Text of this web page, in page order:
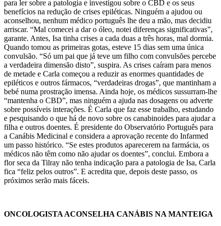
para ler sobre a patologia e investigou sobre o CBD e os seus
benefícios na redução de crises epiléticas. Ninguém a ajudou ou
aconselhou, nenhum médico português lhe deu a mão, mas decidiu
arriscar. “Mal comecei a dar o óleo, notei diferenças significativas”,
garante. Antes, Isa tinha crises a cada duas a três horas, mal dormia.
Quando tomou as primeiras gotas, esteve 15 dias sem uma única
convulsão. “Só um pai que já teve um filho com convulsões percebe
a verdadeira dimensão disto”, suspira. As crises caíram para menos
de metade e Carla começou a reduzir as enormes quantidades de
epiléticos e outros fármacos, “verdadeiras drogas”, que mantinham a
bebé numa prostração imensa. Ainda hoje, os médicos sussurram-lhe
“mantenha o CBD”, mas ninguém a ajuda nas dosagens ou adverte
sobre possíveis interações. É Carla que faz esse trabalho, estudando
e pesquisando o que há de novo sobre os canabinoides para ajudar a
filha e outros doentes. É presidente do Observatório Português para
a Canábis Medicinal e considera a aprovação recente do Infarmed
um passo histórico. “Se estes produtos aparecerem na farmácia, os
médicos não têm como não ajudar os doentes”, conclui. Embora a
flor seca da Tilray não tenha indicação para a patologia de Isa, Carla
fica “feliz pelos outros”. E acredita que, depois deste passo, os
próximos serão mais fáceis.
ONCOLOGISTA ACONSELHA CANÁBIS NA MANTEIGA